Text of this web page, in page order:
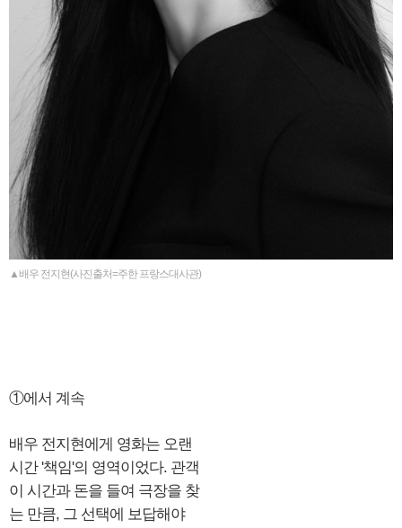
▲배우 전지현(사진출처=주한 프랑스대사관)
①에서 계속
배우 전지현에게 영화는 오랜
시간 '책임'의 영역이었다. 관객
이 시간과 돈을 들여 극장을 찾
는 만큼, 그 선택에 보답해야